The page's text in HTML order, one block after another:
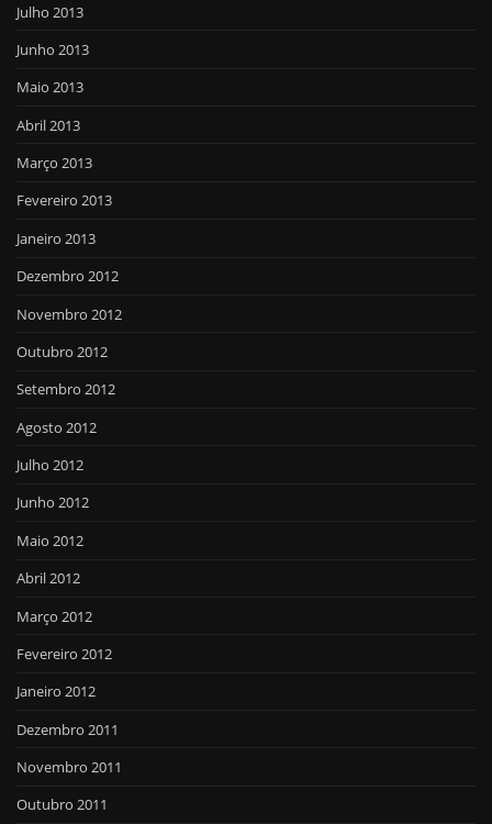
Julho 2013
Junho 2013
Maio 2013
Abril 2013
Março 2013
Fevereiro 2013
Janeiro 2013
Dezembro 2012
Novembro 2012
Outubro 2012
Setembro 2012
Agosto 2012
Julho 2012
Junho 2012
Maio 2012
Abril 2012
Março 2012
Fevereiro 2012
Janeiro 2012
Dezembro 2011
Novembro 2011
Outubro 2011